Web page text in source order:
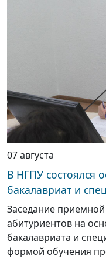
07 августа
В НГПУ состоялся
бакалавриат и
Заседание
абитуриентов на
бакалавриата и
формой обучения